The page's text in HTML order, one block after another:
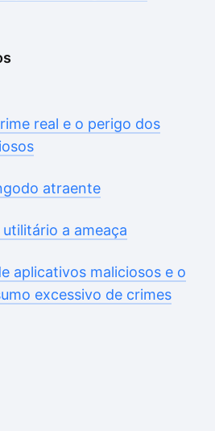
real e o perigo dos
atraente
a ameaça
aplicativos maliciosos e o
excessivo de crimes